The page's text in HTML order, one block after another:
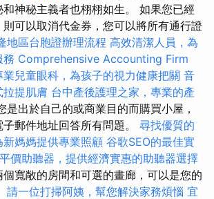
神秘主義者也栩栩如生。 如果您已經
可以取消代金券，您可以將所有通行證
地區台胞證辦理流程 高效清潔人員，為
務 Comprehensive Accounting Firm
業兒童眼科，為孩子的視力健康把關 音
提肌膚 台中產後護理之家，專業的產
是出於自己的或商業目的而購買小屋，
郵件地址回答所有問題。 尋找優質的
媽媽提供專業照顧 谷歌SEO的最佳實
平價助聽器，提供經濟實惠的助聽器選擇
寬敞的房間和可選的畫廊，可以是您的
請一位打掃阿姨，幫您解決家務煩惱 宜